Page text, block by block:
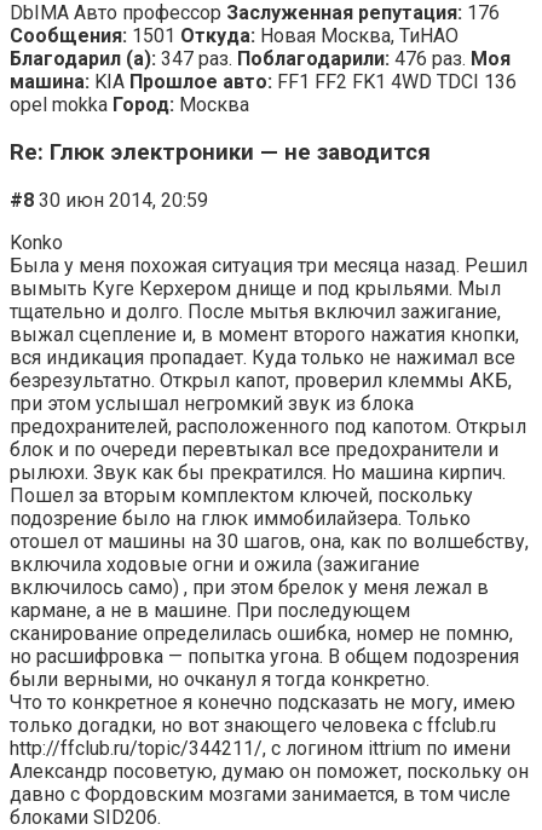
DbIMA Авто профессор Заслуженная репутация: 176
Сообщения: 1501 Откуда: Новая Москва, ТиНАО
Благодарил (а): 347 раз. Поблагодарили: 476 раз. Моя
машина: KIA Прошлое авто: FF1 FF2 FK1 4WD TDCI 136
opel mokka Город: Москва
Re: Глюк электроники — не заводится
#8 30 июн 2014, 20:59
Konko
Была у меня похожая ситуация три месяца назад. Решил
вымыть Куге Керхером днище и под крыльями. Мыл
тщательно и долго. После мытья включил зажигание,
выжал сцепление и, в момент второго нажатия кнопки,
вся индикация пропадает. Куда только не нажимал все
безрезультатно. Открыл капот, проверил клеммы АКБ,
при этом услышал негромкий звук из блока
предохранителей, расположенного под капотом. Открыл
блок и по очереди перевтыкал все предохранители и
рылюхи. Звук как бы прекратился. Но машина кирпич.
Пошел за вторым комплектом ключей, поскольку
подозрение было на глюк иммобилайзера. Только
отошел от машины на 30 шагов, она, как по волшебству,
включила ходовые огни и ожила (зажигание
включилось само) , при этом брелок у меня лежал в
кармане, а не в машине. При последующем
сканирование определилась ошибка, номер не помню,
но расшифровка — попытка угона. В общем подозрения
были верными, но очканул я тогда конкретно.
Что то конкретное я конечно подсказать не могу, имею
только догадки, но вот знающего человека с ffclub.ru
http://ffclub.ru/topic/344211/, с логином ittrium по имени
Александр посоветую, думаю он поможет, поскольку он
давно с Фордовским мозгами занимается, в том числе
блоками SID206.